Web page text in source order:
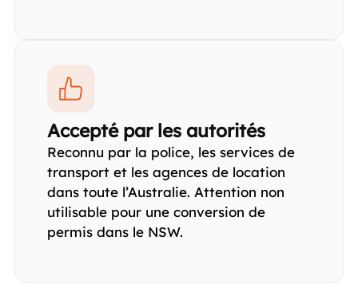
Accepté par les autorités
Reconnu par la police, les services de
transport et les agences de location
dans toute l’Australie. Attention non
utilisable pour une conversion de
permis dans le NSW.